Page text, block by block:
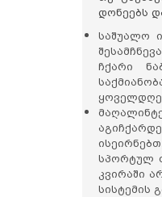
დონეებს
საშუალო
ჩქარი
სპორტულ
კვირაში
სისტემის